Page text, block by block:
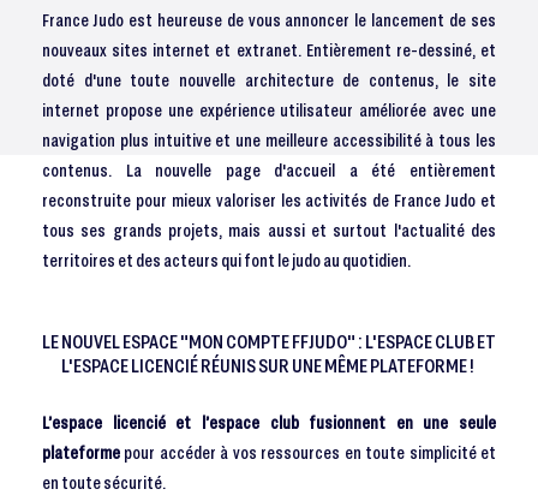
France Judo est heureuse de vous annoncer le lancement de ses
nouveaux sites internet et extranet. Entièrement re-dessiné, et
doté d'une toute nouvelle architecture de contenus, le site
internet propose une expérience utilisateur améliorée avec une
navigation plus intuitive et une meilleure accessibilité à tous les
contenus. La nouvelle page d'accueil a été entièrement
reconstruite pour mieux valoriser les activités de France Judo et
tous ses grands projets, mais aussi et surtout l'actualité des
territoires et des acteurs qui font le judo au quotidien.
LE NOUVEL ESPACE "MON COMPTE FFJUDO" : L'ESPACE CLUB ET
L'ESPACE LICENCIÉ RÉUNIS SUR UNE MÊME PLATEFORME !
L’espace licencié et l’espace club fusionnent en une seule
plateforme pour accéder à vos ressources en toute simplicité et
en toute sécurité.